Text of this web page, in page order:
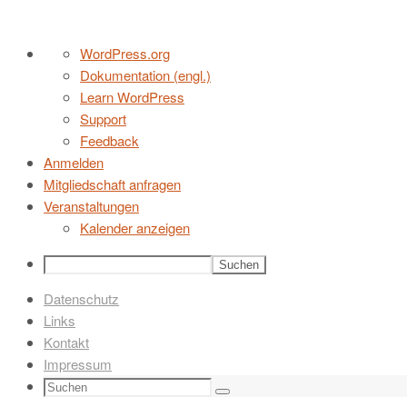
Zum
Über
WordPress
WordPress.org
Dokumentation (engl.)
Learn WordPress
Support
Feedback
Anmelden
Mitgliedschaft anfragen
Veranstaltungen
Kalender anzeigen
Suchen
Datenschutz
Links
Kontakt
Impressum
Suchen
Suchen